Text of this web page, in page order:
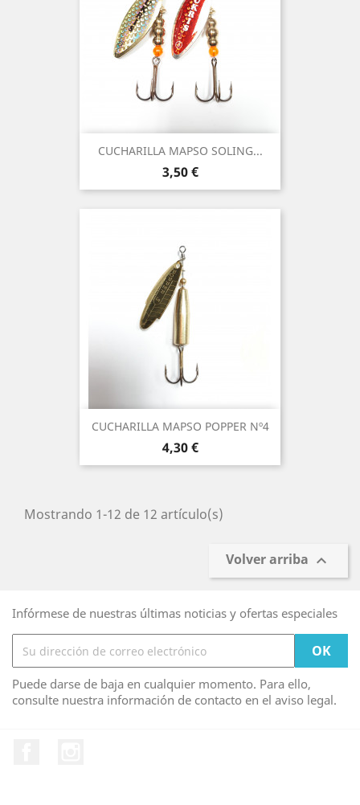
CUCHARILLA MAPSO SOLING...
Precio
3,50 €
CUCHARILLA MAPSO POPPER Nº4
Precio
4,30 €
Mostrando 1-12 de 12 artículo(s)
Volver arriba 
Infórmese de nuestras últimas noticias y ofertas especiales
Puede darse de baja en cualquier momento. Para ello,
consulte nuestra información de contacto en el aviso legal.